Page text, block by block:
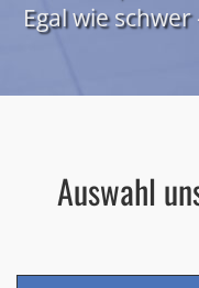
Egal wie
Auswahl